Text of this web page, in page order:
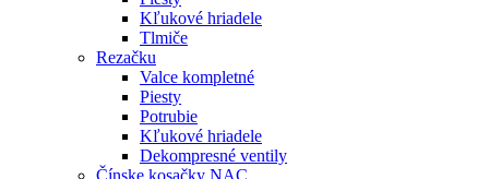
Kľukové hriadele
Tlmiče
Rezačku
Valce kompletné
Piesty
Potrubie
Kľukové hriadele
Dekompresné ventily